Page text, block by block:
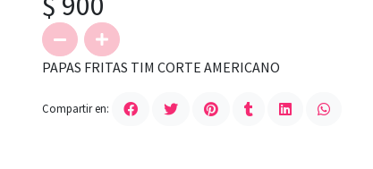
PAPAS FRITAS TIM CORTE AMERICANO
Compartir en: